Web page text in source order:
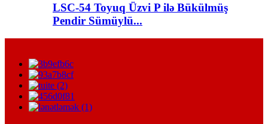
LSC-54 Toyuq Üzvi P ilə Bükülmüş
Pendir Sümüylü...